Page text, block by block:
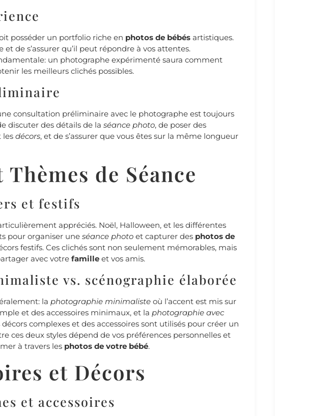
posséder un portfolio riche en photos de bébés artistiques.
de s’assurer qu’il peut répondre à vos attentes.
un photographe expérimenté saura comment
les meilleurs clichés possibles.
consultation préliminaire avec le photographe est toujours
discuter des détails de la séance photo, de poser des
les décors, et de s’assurer que vous êtes sur la même longueur
de Séance
et festifs
appréciés. Noël, Halloween, et les différentes
pour organiser une séance photo et capturer des photos de
festifs. Ces clichés sont non seulement mémorables, mais
avec votre famille et vos amis.
vs. scénographie élaborée
la photographie minimaliste où l’accent est mis sur
et des accessoires minimaux, et la photographie avec
décors complexes et des accessoires sont utilisés pour créer un
ces deux styles dépend de vos préférences personnelles et
à travers les photos de votre bébé.
et Décors
et accessoires